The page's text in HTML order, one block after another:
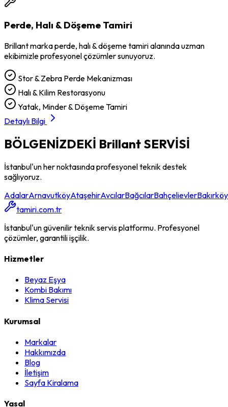
Perde, Halı & Döşeme Tamiri
Brillantmarkaperde, halı & döşeme tamirialanında uzman
ekibimizle profesyonel çözümler sunuyoruz.
Stor & Zebra Perde Mekanizması
Halı & Kilim Restorasyonu
Yatak, Minder & Döşeme Tamiri
Detaylı Bilgi
BÖLGENİZDEKİ Brillant SERVİSİ
İstanbul'un her noktasında profesyonel teknik destek
sağlıyoruz.
AdalarArnavutköyAtaşehirAvcılarBağcılarBahçelievlerBakırköy
tamiri.com.tr
İstanbul'un güvenilir teknik servis platformu. Profesyonel
çözümler, garantili işçilik.
Hizmetler
Beyaz Eşya
Kombi Bakımı
Klima Servisi
Kurumsal
Markalar
Hakkımızda
Blog
İletişim
Sayfa Kiralama
Yasal